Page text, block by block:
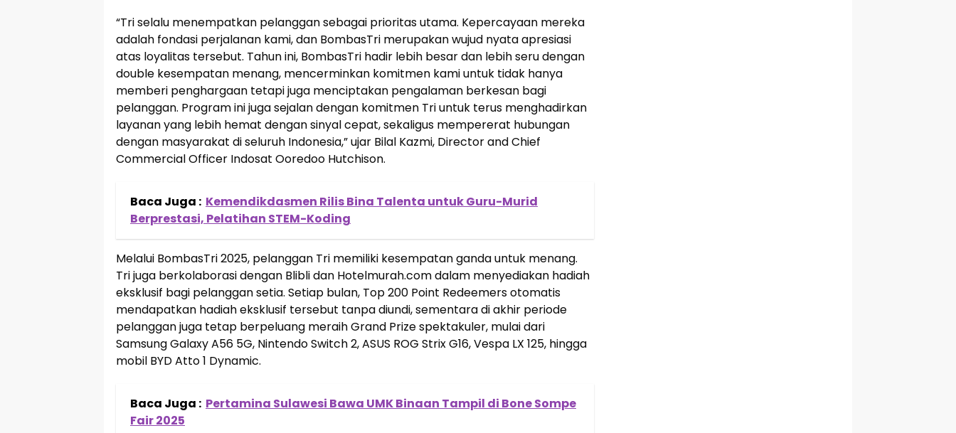
“Tri selalu menempatkan pelanggan sebagai prioritas utama. Kepercayaan mereka
adalah fondasi perjalanan kami, dan BombasTri merupakan wujud nyata apresiasi
atas loyalitas tersebut. Tahun ini, BombasTri hadir lebih besar dan lebih seru dengan
double kesempatan menang, mencerminkan komitmen kami untuk tidak hanya
memberi penghargaan tetapi juga menciptakan pengalaman berkesan bagi
pelanggan. Program ini juga sejalan dengan komitmen Tri untuk terus menghadirkan
layanan yang lebih hemat dengan sinyal cepat, sekaligus mempererat hubungan
dengan masyarakat di seluruh Indonesia,” ujar Bilal Kazmi, Director and Chief
Commercial Officer Indosat Ooredoo Hutchison.
Baca Juga : Kemendikdasmen Rilis Bina Talenta untuk Guru-Murid
Berprestasi, Pelatihan STEM-Koding
Melalui BombasTri 2025, pelanggan Tri memiliki kesempatan ganda untuk menang.
Tri juga berkolaborasi dengan Blibli dan Hotelmurah.com dalam menyediakan hadiah
eksklusif bagi pelanggan setia. Setiap bulan, Top 200 Point Redeemers otomatis
mendapatkan hadiah eksklusif tersebut tanpa diundi, sementara di akhir periode
pelanggan juga tetap berpeluang meraih Grand Prize spektakuler, mulai dari
Samsung Galaxy A56 5G, Nintendo Switch 2, ASUS ROG Strix G16, Vespa LX 125, hingga
mobil BYD Atto 1 Dynamic.
Baca Juga : Pertamina Sulawesi Bawa UMK Binaan Tampil di Bone Sompe
Fair 2025